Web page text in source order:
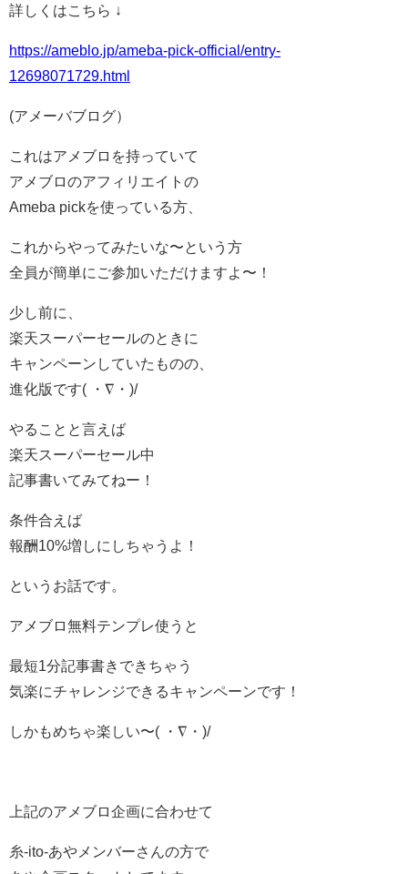
詳しくはこちら ↓
https://ameblo.jp/ameba-pick-official/entry-
12698071729.html
(アメーバブログ）
これはアメブロを持っていて
アメブロのアフィリエイトの
Ameba pickを使っている方、
これからやってみたいな〜という方
全員が簡単にご参加いただけますよ〜！
少し前に、
楽天スーパーセールのときに
キャンペーンしていたものの、
進化版です( ・∇・)/
やることと言えば
楽天スーパーセール中
記事書いてみてねー！
条件合えば
報酬10%増しにしちゃうよ！
というお話です。
アメブロ無料テンプレ使うと
最短1分記事書きできちゃう
気楽にチャレンジできるキャンペーンです！
しかもめちゃ楽しい〜( ・∇・)/
上記のアメブロ企画に合わせて
糸-ito-あやメンバーさんの方で